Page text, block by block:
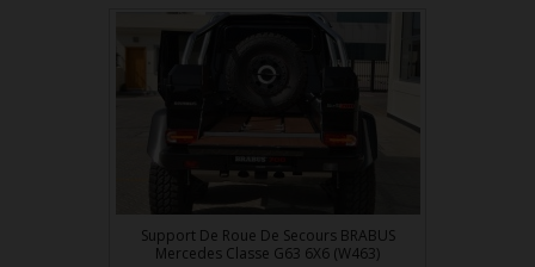
Support De Roue De Secours BRABUS
Mercedes Classe G63 6X6 (W463)